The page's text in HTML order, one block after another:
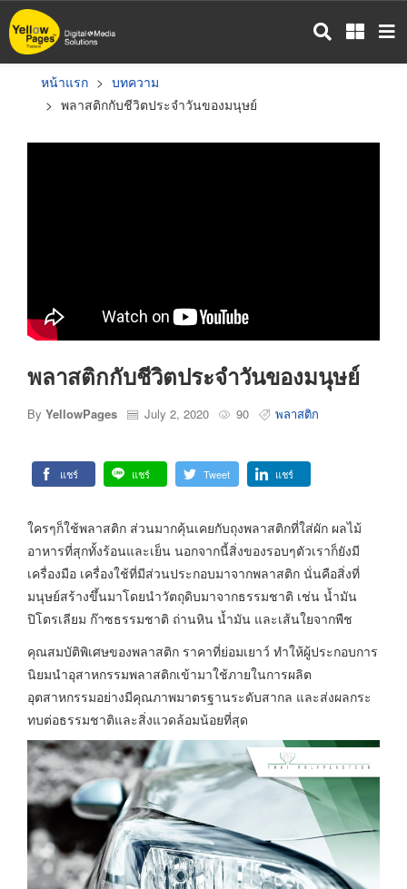
ข้าม
ไป
หน้าแรก
บทความ
พลาสติกกับชีวิตประจำวันของมนุษย์
พลาสติกกับชีวิตประจำวันของมนุษย์
By YellowPages July 2, 2020 90 พลาสติก
แชร์ แชร์ Tweet แชร์
ใครๆก็ใช้พลาสติก ส่วนมากคุ้นเคยกับถุงพลาสติกที่ใส่ผัก ผลไม้
อาหารที่สุกทั้งร้อนและเย็น นอกจากนี้สิ่งของรอบๆตัวเราก็ยังมี
เครื่องมือ เครื่องใช้ที่มีส่วนประกอบมาจากพลาสติก นั่นคือสิ่งที่
มนุษย์สร้างขึ้นมาโดยนำวัตถุดิบมาจากธรรมชาติ เช่น น้ำมัน
ปิโตรเลียม ก๊าซธรรมชาติ ถ่านหิน น้ำมัน และเส้นใยจากพืช
คุณสมบัติพิเศษของพลาสติก ราคาที่ย่อมเยาว์ ทำให้ผู้ประกอบการ
นิยมนำอุสาหกรรมพลาสติกเข้ามาใช้ภายในการผลิต
อุตสาหกรรมอย่างมีคุณภาพมาตรฐานระดับสากล และส่งผลกระ
ทบต่อธรรมชาติและสิ่งแวดล้อมน้อยที่สุด